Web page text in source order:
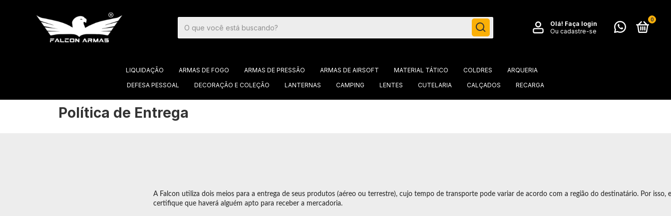
Olá! Faça login
Ou cadastre-se
0
LIQUIDAÇÃO ARMAS DE FOGO ARMAS DE PRESSÃO ARMAS DE AIRSOFT MATERIAL TÁTICO COLDRES
ARQUERIA
DEFESA PESSOAL
DECORAÇÃO E COLEÇÃO LANTERNAS CAMPING LENTES CUTELARIA CALÇADOS RECARGA
Política de Entrega
A Falcon utiliza dois meios para a entrega de seus produtos (aéreo ou terrestre), cujo tempo de transporte pode variar de acordo com a região do destinatário. Por isso,
certifique que haverá alguém apto para receber a mercadoria.